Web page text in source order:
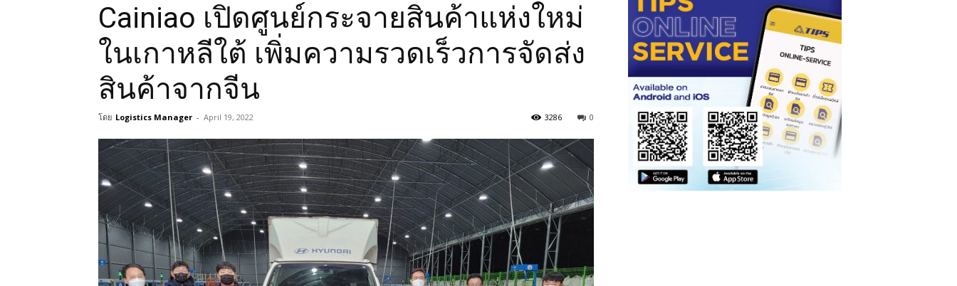
Cainiao เปิดศูนย์กระจายสินค้าแห่งใหม่
ในเกาหลีใต้ เพิ่มความรวดเร็วการจัดส่ง
สินค้าจากจีน
โดย Logistics Manager - April 19, 2022 0
3286